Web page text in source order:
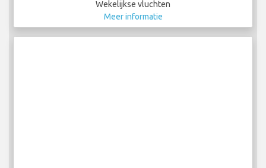
Wekelijkse vluchten
Meer informatie